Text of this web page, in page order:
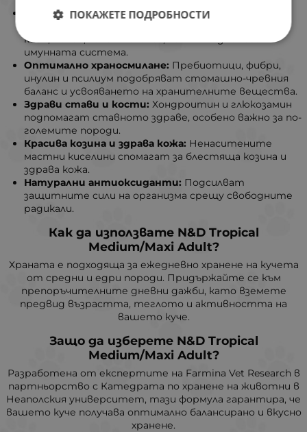
Тропически плодове:Богати на витамини,
киви, манго, папая и ананас, които подпомагат
имунната система.
Оптимално храносмилане: Пребиотици, фибри,
инулин и псилиум подобряват стомашно-чревния
баланс и усвояването на хранителните вещества.
Здрави стави и кости: Хондроитин и глюкозамин
подпомагат ставното здраве, особено важно за по-
големите породи.
Красива козина и здрава кожа: Ненаситените
мастни киселини спомагат за блестяща козина и
здрава кожа.
Натурални антиоксиданти: Подсилват
защитните сили на организма срещу свободните
радикали.
Как да използвате N&D Tropical
Medium/Maxi Adult?
Храната е подходяща за ежедневно хранене на кучета
от средни и едри породи. Придържайте се към
препоръчителните дневни дажби, като вземете
предвид възрастта, теглото и активността на
вашето куче.
Защо да изберете N&D Tropical
Medium/Maxi Adult?
Разработена от експертите на Farmina Vet Research в
партньорство с Катедрата по хранене на животни в
Неаполския университет, тази формула гарантира, че
вашето куче получава оптимално балансирано и вкусно
хранене.
ПОКАЖЕТЕ ПОДРОБНОСТИ